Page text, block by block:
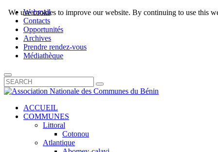
Webmail
Contacts
Opportunités
Archives
Prendre rendez-vous
Médiathèque
ACCUEIL
COMMUNES
Littoral
Cotonou
Atlantique
We use cookies to improve our website. By continuing to use this